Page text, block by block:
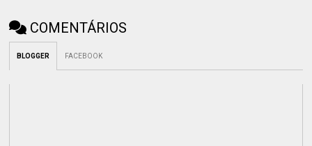
COMENTÁRIOS
BLOGGER FACEBOOK